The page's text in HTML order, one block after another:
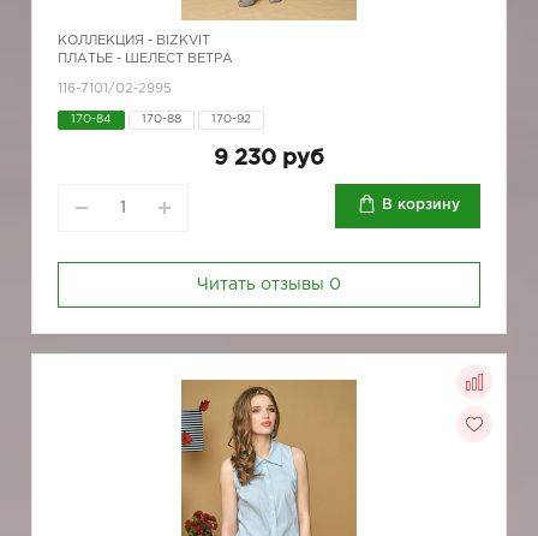
КОЛЛЕКЦИЯ - BIZKVIT
ПЛАТЬЕ - ШЕЛЕСТ ВЕТРА
116-7101/02-2995
170-84 170-88 170-92
9 230 руб
В корзину
Читать отзывы 0